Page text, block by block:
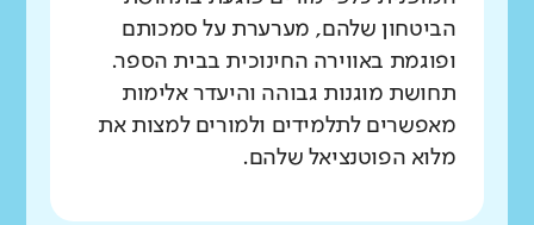
הביטחון שלהם, מערערת על סמכותם
ופוגמת באווירה החינוכית בבית הספר.
תחושת מוגנות גבוהה והיעדר אלימות
מאפשרים לתלמידים ולמורים למצות את
מלוא הפוטנציאל שלהם.